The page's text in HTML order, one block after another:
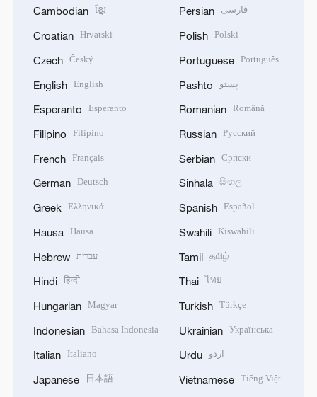
Cambodian ខ្មែរ
Croatian Hrvatski
Czech Český
English English
Esperanto Esperanto
Filipino Filipino
French Français
German Deutsch
Greek Ελληνικά
Hausa Hausa
Hebrew עברית
Hindi हिन्दी
Hungarian Magyar
Indonesian Bahasa Indonesia
Italian Italiano
Japanese
日本語
Persian فارسی
Polish Polski
Portuguese Português
Pashto پښتو
Romanian Română
Russian Русский
Serbian Српски
Sinhala සිංහල
Spanish Español
Swahili Kiswahili
Tamil தமிழ்
Thai ไทย
Turkish Türkçe
Ukrainian Українська
Urdu اردو
Vietnamese Tiếng Việt